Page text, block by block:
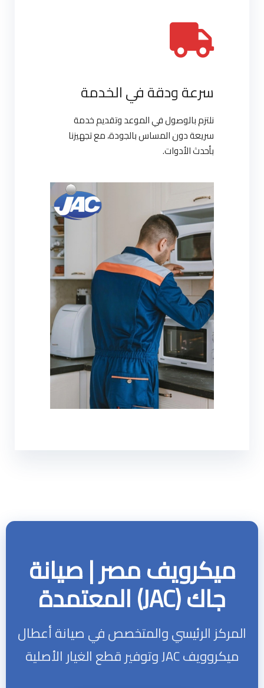
سرعة ودقة في الخدمة
نلتزم بالوصول في الموعد وتقديم خدمة
سريعة دون المساس بالجودة، مع تجهيزنا
بأحدث الأدوات.
ميكرويف مصر | صيانة
جاك (JAC) المعتمدة
المركز الرئيسي والمتخصص في صيانة أعطال
ميكروويف JAC وتوفير قطع الغيار الأصلية